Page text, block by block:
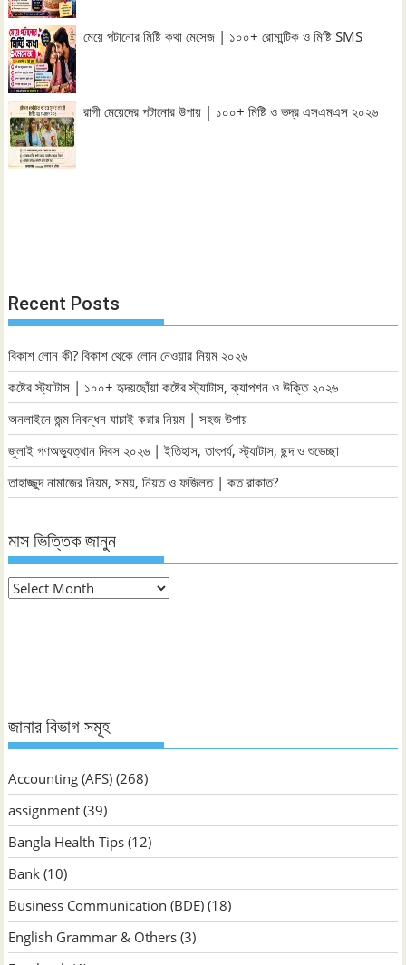
মেয়ে পটানোর মিষ্টি কথা মেসেজ | ১০০+ রোমান্টিক ও মিষ্টি SMS
রাগী মেয়েদের পটানোর উপায় | ১০০+ মিষ্টি ও ভদ্র এসএমএস ২০২৬
Recent Posts
বিকাশ লোন কী? বিকাশ থেকে লোন নেওয়ার নিয়ম ২০২৬
কষ্টের স্ট্যাটাস | ১০০+ হৃদয়ছোঁয়া কষ্টের স্ট্যাটাস, ক্যাপশন ও উক্তি ২০২৬
অনলাইনে জন্ম নিবন্ধন যাচাই করার নিয়ম | সহজ উপায়
জুলাই গণঅভ্যুত্থান দিবস ২০২৬ | ইতিহাস, তাৎপর্য, স্ট্যাটাস, ছন্দ ও শুভেচ্ছা
তাহাজ্জুদ নামাজের নিয়ম, সময়, নিয়ত ও ফজিলত | কত রাকাত?
মাস ভিত্তিক জানুন
মাস
জানার বিভাগ সমূহ
Accounting (AFS) (268)
assignment (39)
Bangla Health Tips (12)
Bank (10)
Business Communication (BDE) (18)
English Grammar & Others (3)